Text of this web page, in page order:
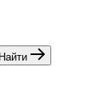
Найти